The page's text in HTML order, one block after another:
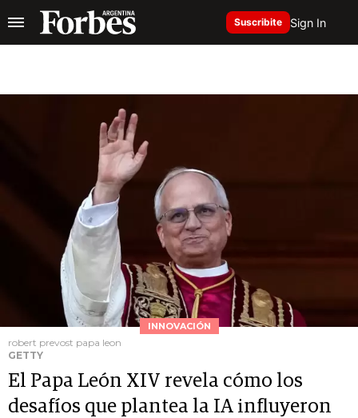
Suscribite Sign In
INNOVACIÓN
robert prevost papa leon
GETTY
El Papa León XIV revela cómo los
desafíos que plantea la IA influyeron